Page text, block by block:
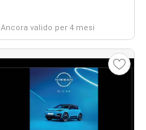
Ancora valido per 4 mesi